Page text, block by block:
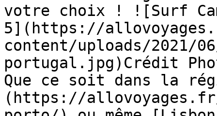
votre choix ! ![Surf
5](https://
content/uploads/2021/
portugal.jpg)Crédit
Que ce soit dans la
(https://